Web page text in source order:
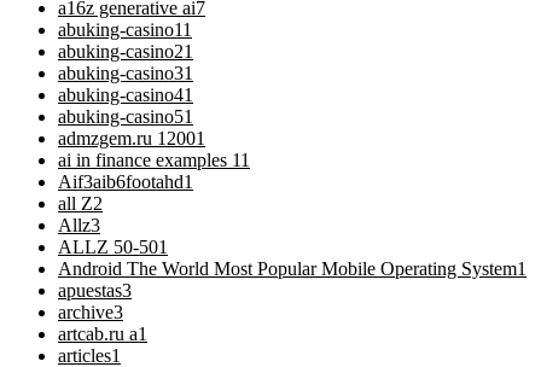
a16z generative ai7
abuking-casino11
abuking-casino21
abuking-casino31
abuking-casino41
abuking-casino51
admzgem.ru 12001
ai in finance examples 11
Aif3aib6footahd1
all Z2
Allz3
ALLZ 50-501
Android The World Most Popular Mobile Operating System1
apuestas3
archive3
artcab.ru a1
articles1